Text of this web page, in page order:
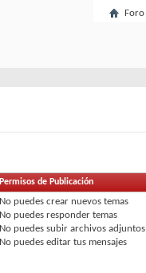
Permisos de Publicación
No puedes crear nuevos temas
No puedes responder temas
No puedes subir archivos adjuntos
No puedes editar tus mensajes